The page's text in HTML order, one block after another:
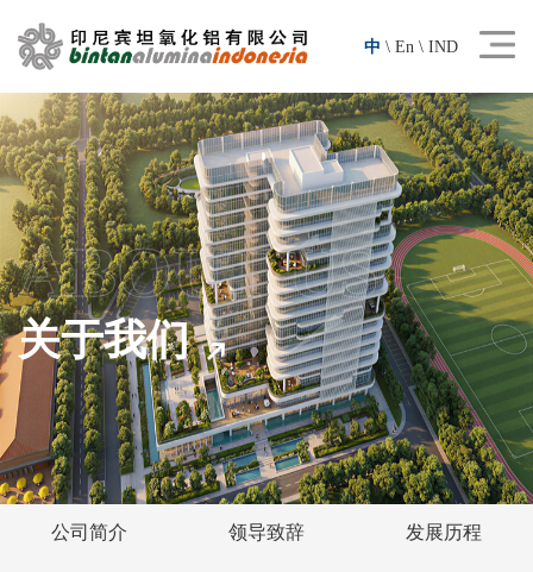
中 \En \IND
ABOUT US
关于我们
公司简介 领导致辞 发展历程